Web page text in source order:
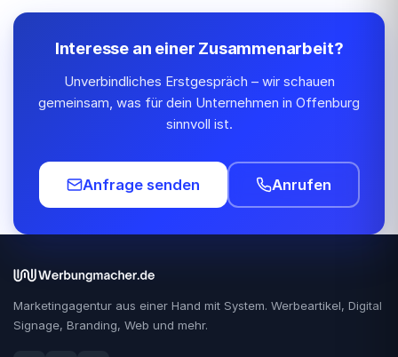
Interesse an einer Zusammenarbeit?
Unverbindliches Erstgespräch – wir schauen
gemeinsam, was für dein Unternehmen in Offenburg
sinnvoll ist.
Anfrage senden Anrufen
Marketingagentur aus einer Hand mit System. Werbeartikel, Digital
Signage, Branding, Web und mehr.